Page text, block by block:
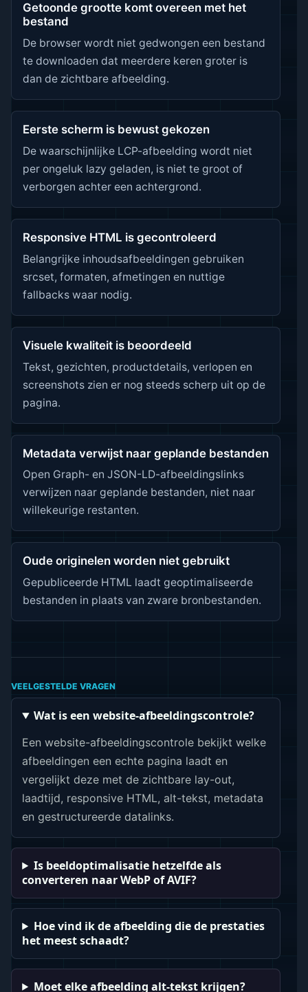
Getoonde grootte komt overeen met het
bestand
De browser wordt niet gedwongen een bestand
te downloaden dat meerdere keren groter is
dan de zichtbare afbeelding.
Eerste scherm is bewust gekozen
De waarschijnlijke LCP-afbeelding wordt niet
per ongeluk lazy geladen, is niet te groot of
verborgen achter een achtergrond.
Responsive HTML is gecontroleerd
Belangrijke inhoudsafbeeldingen gebruiken
srcset, formaten, afmetingen en nuttige
fallbacks waar nodig.
Visuele kwaliteit is beoordeeld
Tekst, gezichten, productdetails, verlopen en
screenshots zien er nog steeds scherp uit op de
pagina.
Metadata verwijst naar geplande bestanden
Open Graph- en JSON-LD-afbeeldingslinks
verwijzen naar geplande bestanden, niet naar
willekeurige restanten.
Oude originelen worden niet gebruikt
Gepubliceerde HTML laadt geoptimaliseerde
bestanden in plaats van zware bronbestanden.
VEELGESTELDE VRAGEN
Wat is een website-afbeeldingscontrole?
Een website-afbeeldingscontrole bekijkt welke
afbeeldingen een echte pagina laadt en
vergelijkt deze met de zichtbare lay-out,
laadtijd, responsive HTML, alt-tekst, metadata
en gestructureerde datalinks.
Is beeldoptimalisatie hetzelfde als
converteren naar WebP of AVIF?
Hoe vind ik de afbeelding die de prestaties
het meest schaadt?
Moet elke afbeelding alt-tekst krijgen?